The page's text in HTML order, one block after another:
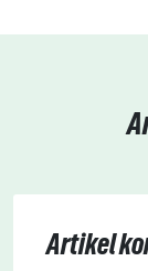
Artikel